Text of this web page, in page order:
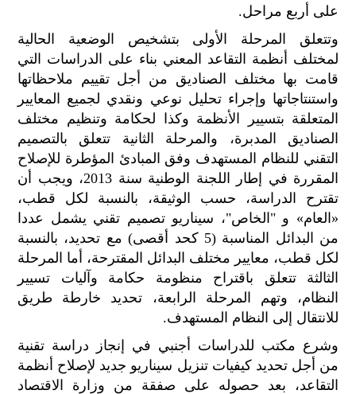
على أربع مراحل.
وتتعلق المرحلة الأولى بتشخيص الوضعية الحالية
لمختلف أنظمة التقاعد المعني بناء على الدراسات التي
قامت بها مختلف الصناديق من أجل تقييم ملاحظاتها
واستنتاجاتها وإجراء تحليل نوعي ونقدي لجميع المعايير
المتعلقة بتسيير الأنظمة وكذا لحكامة وتنظيم مختلف
الصناديق المدبرة، والمرحلة الثانية تتعلق بالتصميم
التقني للنظام المستهدف وفق المبادئ المؤطرة للإصلاح
المقررة في إطار اللجنة الوطنية سنة 2013، ويجب أن
تقترح الدراسة، حسب الوثيقة، بالنسبة لكل قطب،
«العام» و "الخاص"، سيناريو تصميم تقني يشمل عددا
من البدائل المناسبة (5 كحد أقصى) مع تحديد، بالنسبة
لكل قطب، معايير مختلف البدائل المقترحة، أما المرحلة
الثالثة تتعلق باقتراح منظومة حكامة وآليات تسيير
النظام، وتهم المرحلة الرابعة، تحديد خارطة طريق
للانتقال إلى النظام المستهدف.
وشرع مكتب للدراسات أجنبي في إنجاز دراسة تقنية
من أجل تحديد كيفيات تنزيل سيناريو جديد لإصلاح أنظمة
التقاعد، بعد حصوله على صفقة من وزارة الاقتصاد